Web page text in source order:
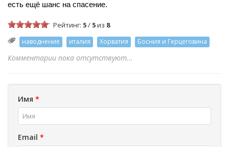
есть ещё шанс на спасение.
Рейтинг: 5/ 5из 8
наводнение италия Хорватия Босния и Герцеговина
Комментарии пока отсутствуют...
Имя *
Email *